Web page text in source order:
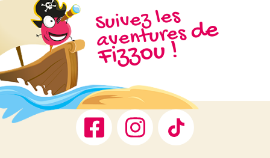
Facebook Instagram
Suivez les
aventuresd
e
Fizz
ou !